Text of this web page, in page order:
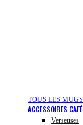
TOUS LES
ACCESSOIRES
Verseuses